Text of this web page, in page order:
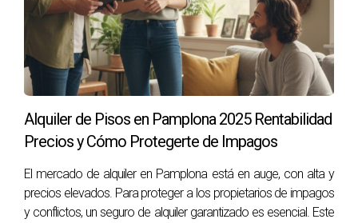
Alquiler de Pisos en Pamplona 2025 Rentabilidad
Precios y Cómo Protegerte de Impagos
El mercado de alquiler en Pamplona está en auge, con alta y
precios elevados. Para proteger a los propietarios de impagos
y conflictos, un seguro de alquiler garantizado es esencial. Este